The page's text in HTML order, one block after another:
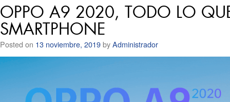
OPPO A9 2020, TODO LO
SMARTPHONE
Posted on 13 noviembre, 2019byAdministrador